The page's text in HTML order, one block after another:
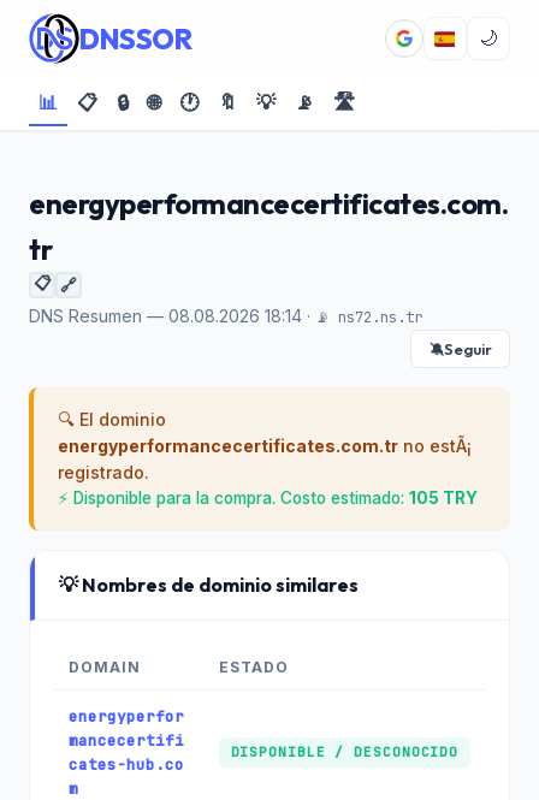
DNSSOR 🌙
📊 📋 🔒 🌐 🕐 🔖 💡 📡 🛣️
energyperformancecertificates.com.
tr
📋 🔗
DNS Resumen — 08.08.2026 18:14 · 📡 ns72.ns.tr
🔕Seguir
🔍 El dominio
energyperformancecertificates.com.tr no estÃ¡
registrado.
⚡ Disponible para la compra. Costo estimado: 105 TRY
💡 Nombres de dominio similares
DOMAIN ESTADO
energyperfor
mancecertifi
cates-hub.co
m
DISPONIBLE / DESCONOCIDO